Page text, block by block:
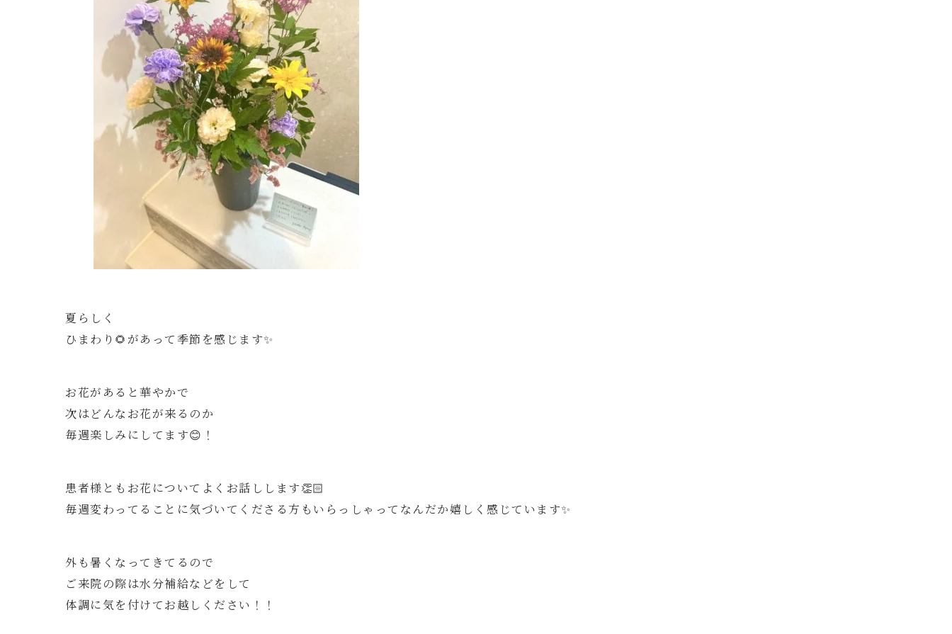
夏らしく
ひまわり🌻があって季節を感じます✨
お花があると華やかで
次はどんなお花が来るのか
毎週楽しみにしてます😊！
患者様ともお花についてよくお話しします👏🏻
毎週変わってることに気づいてくださる方もいらっしゃってなんだか嬉しく感じています✨
外も暑くなってきてるので
ご来院の際は水分補給などをして
体調に気を付けてお越しください！！